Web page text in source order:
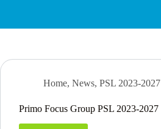
Home, News, PSL 2023-2027
Primo Focus Group PSL 2023-2027